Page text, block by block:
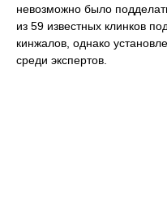
невозможно было
из 59 известных клинков
кинжалов, однако
среди экспертов.